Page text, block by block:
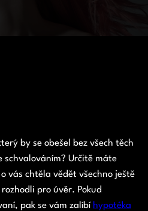
by se obešel bez všech těch
schvalováním? Určitě máte
vás chtěla vědět všechno ještě
pro úvěr. Pokud
pak se vám zalíbí hypotéka